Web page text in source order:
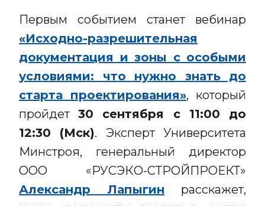
Первым событием станет вебинар
«Исходно-разрешительная
документация и зоны с особыми
условиями: что нужно знать до
старта проектирования», который
пройдет30 сентября с 11:00 до
12:30 (Мск). Эксперт Университета
Минстроя, генеральный директор
ООО «РУСЭКО-СТРОЙПРОЕКТ»
Александр Лапыгин расскажет,